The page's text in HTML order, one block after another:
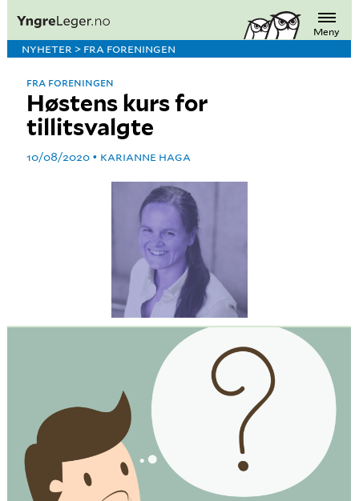
Meny
NYHETER > FRA FORENINGEN
Høstens kurs for
tillitsvalgte
FRA FORENINGEN
10/08/2020 KARIANNE HAGA